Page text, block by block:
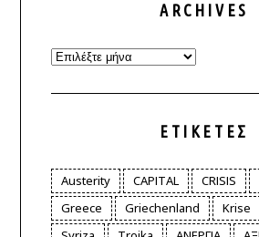
ARCHIVES
Archives
ΕΤΙΚΈΤΕΣ
Austerity CAPITAL CRISIS
Greece
Griechenland Krise